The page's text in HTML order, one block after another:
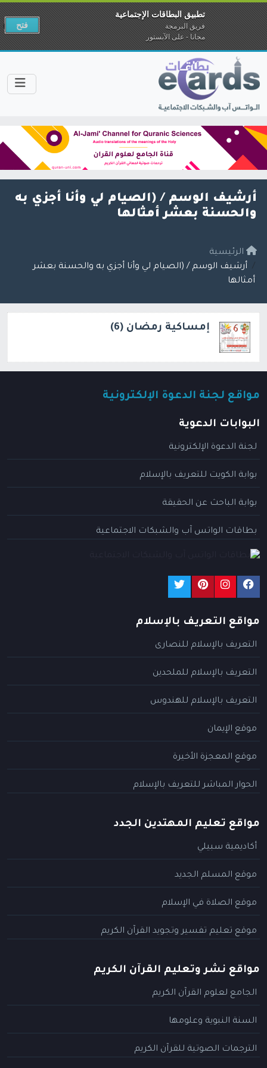
أرشيف الوسم / (الصيام لي وأنا أجزي به
والحسنة بعشر أمثالها
الرئيسية
أرشيف الوسم / (الصيام لي وأنا أجزي به والحسنة بعشر
أمثالها
إمساكية رمضان (6)
مواقع لجنة الدعوة الإلكترونية
البوابات الدعوية
لجنة الدعوة الإلكترونية
بوابة الكويت للتعريف بالإسلام
بوابة الباحث عن الحقيقة
بطاقات الواتس آب والشبكات الاجتماعية
مواقع التعريف بالإسلام
التعريف بالإسلام للنصارى
التعريف بالإسلام للملحدين
التعريف بالإسلام للهندوس
موقع الإيمان
موقع المعجزة الأخيرة
الحوار المباشر للتعريف بالإسلام
مواقع تعليم المهتدين الجدد
أكاديمية سبيلي
موقع المسلم الجديد
موقع الصلاة في الإسلام
موقع تعليم تفسير وتجويد القرآن الكريم
مواقع نشر وتعليم القرآن الكريم
الجامع لعلوم القرآن الكريم
السنة النبوية وعلومها
الترجمات الصوتية للقرآن الكريم
تطبيق البطاقات الإجتماعية
فريق البرمجة
مجانا - على الآبستور
فتح